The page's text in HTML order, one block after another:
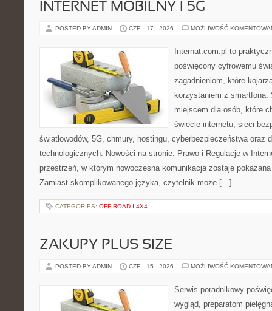
INTERNET MOBILNY I 5G
POSTED BY ADMIN CZE - 17 - 2026 MOŻLIWOŚĆ
Internat.com.pl to
poświęcony cyfrowemu
zagadnieniom, które
korzystaniem z
miejscem dla osób, które
świecie internetu, sieci
światłowodów, 5G, chmury, hostingu, cyberbezpieczeństwa oraz
technologicznych. Nowości na stronie: Prawo i Regulacje w
przestrzeń, w którym nowoczesna komunikacja zostaje
Zamiast skomplikowanego języka, czytelnik może […]
CATEGORIES: OFF-ROAD I 4X4
ZAKUPY PLUS SIZE
POSTED BY ADMIN CZE - 15 - 2026 MOŻLIWOŚĆ
Serwis poradnikowy
wygląd, preparatom